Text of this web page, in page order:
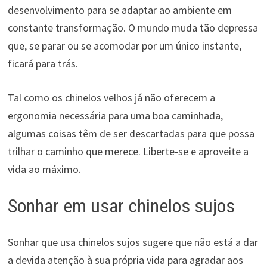
desenvolvimento para se adaptar ao ambiente em
constante transformação. O mundo muda tão depressa
que, se parar ou se acomodar por um único instante,
ficará para trás.
Tal como os chinelos velhos já não oferecem a
ergonomia necessária para uma boa caminhada,
algumas coisas têm de ser descartadas para que possa
trilhar o caminho que merece. Liberte-se e aproveite a
vida ao máximo.
Sonhar em usar chinelos sujos
Sonhar que usa chinelos sujos sugere que não está a dar
a devida atenção à sua própria vida para agradar aos